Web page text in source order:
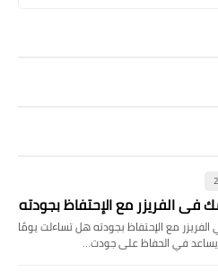
الفريزر مع الإحتفاظ بجودته
مع الإحتفاظ بجودته هل تساءلت يومًا
في الحفاظ على جودت…